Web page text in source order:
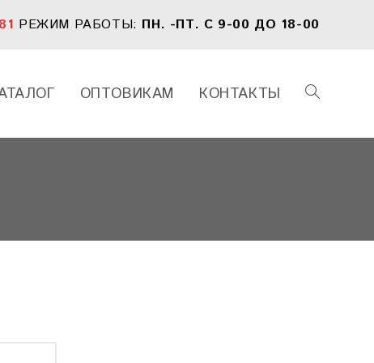
РЕЖИМ РАБОТЫ: ПН. -ПТ. С 9-00 ДО 18-00
ОПТОВИКАМ КОНТАКТЫ